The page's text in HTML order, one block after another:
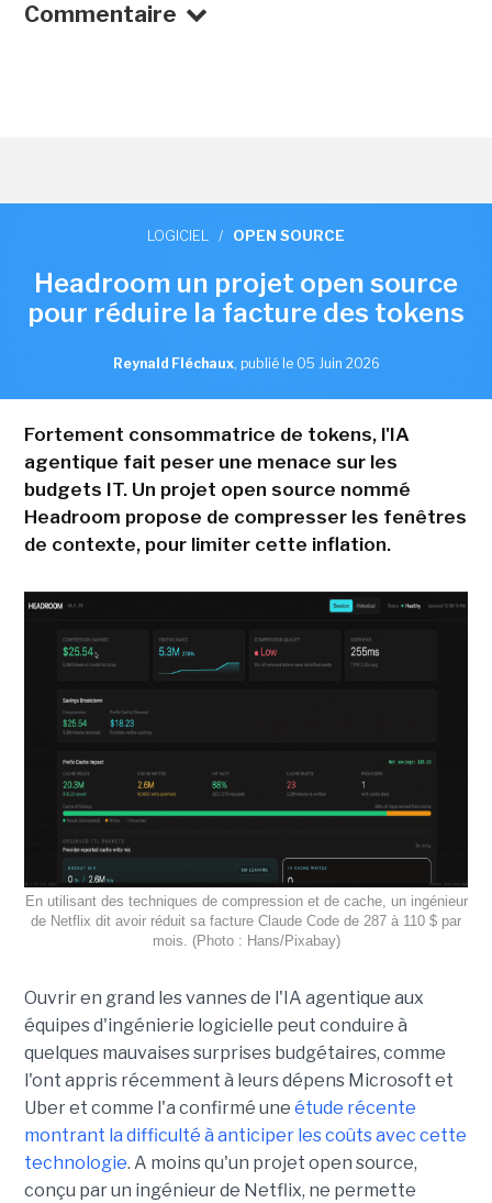
Commentaire
LOGICIEL / OPEN SOURCE
Headroom un projet open source
pour réduire la facture des tokens
Reynald Fléchaux, publié le 05 Juin 2026
Fortement consommatrice de tokens, l'IA
agentique fait peser une menace sur les
budgets IT. Un projet open source nommé
Headroom propose de compresser les fenêtres
de contexte, pour limiter cette inflation.
En utilisant des techniques de compression et de cache, un ingénieur
de Netflix dit avoir réduit sa facture Claude Code de 287 à 110 $ par
mois. (Photo : Hans/Pixabay)
Ouvrir en grand les vannes de l'IA agentique aux
équipes d'ingénierie logicielle peut conduire à
quelques mauvaises surprises budgétaires, comme
l'ont appris récemment à leurs dépens Microsoft et
Uber et comme l'a confirmé une étude récente
montrant la difficulté à anticiper les coûts avec cette
technologie. A moins qu'un projet open source,
conçu par un ingénieur de Netflix, ne permette